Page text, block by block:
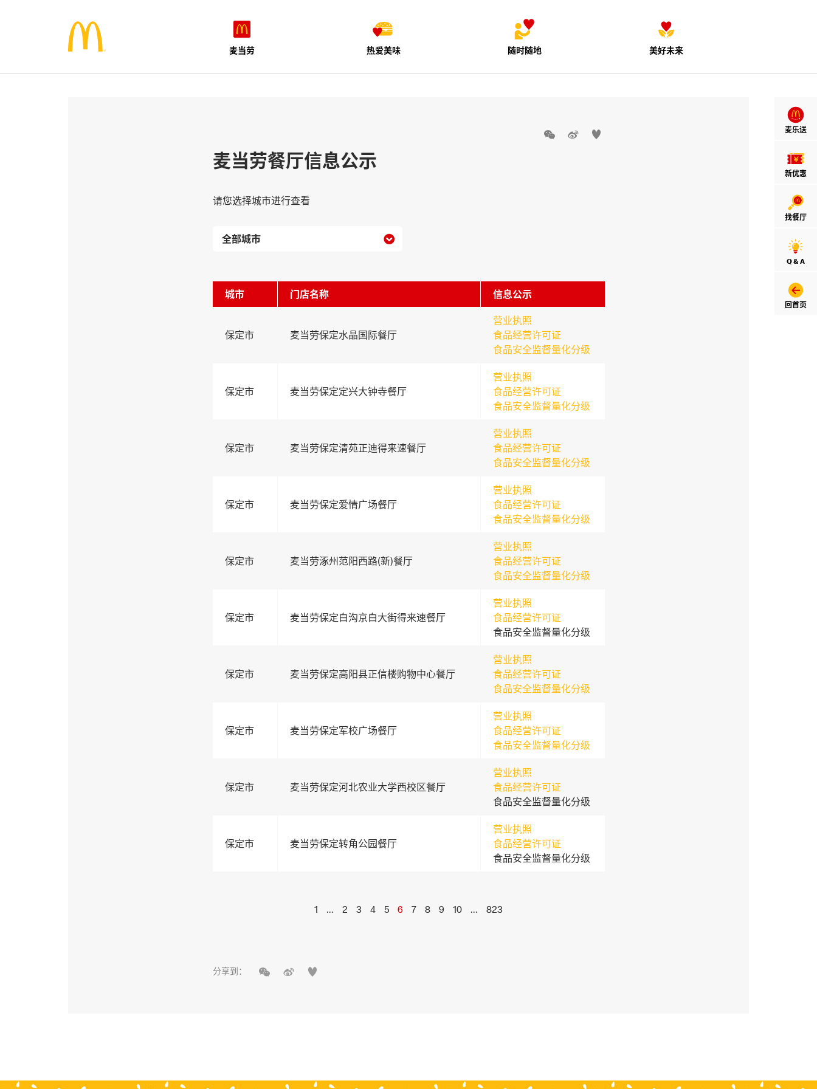
麦当劳 热爱美味 随时随地 美好未来
麦乐送
新优惠
找餐厅
Q & A
回首页
  
麦当劳餐厅信息公示
请您选择城市进行查看

城市 门店名称 信息公示
保定市 麦当劳保定水晶国际餐厅
营业执照
食品经营许可证
食品安全监督量化分级
保定市 麦当劳保定定兴大钟寺餐厅
营业执照
食品经营许可证
食品安全监督量化分级
保定市 麦当劳保定清苑正迪得来速餐厅
营业执照
食品经营许可证
食品安全监督量化分级
保定市 麦当劳保定爱情广场餐厅
营业执照
食品经营许可证
食品安全监督量化分级
保定市 麦当劳涿州范阳西路(新)餐厅
营业执照
食品经营许可证
食品安全监督量化分级
保定市 麦当劳保定白沟京白大街得来速餐厅
营业执照
食品经营许可证
食品安全监督量化分级
保定市 麦当劳保定高阳县正信楼购物中心餐厅
营业执照
食品经营许可证
食品安全监督量化分级
保定市 麦当劳保定军校广场餐厅
营业执照
食品经营许可证
食品安全监督量化分级
保定市 麦当劳保定河北农业大学西校区餐厅
营业执照
食品经营许可证
食品安全监督量化分级
保定市 麦当劳保定转角公园餐厅
营业执照
食品经营许可证
食品安全监督量化分级
1 ... 2 3 4 5 6 7 8 9 10 ... 823
分享到：   